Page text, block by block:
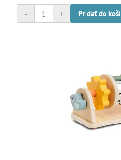
+
- Pridať do